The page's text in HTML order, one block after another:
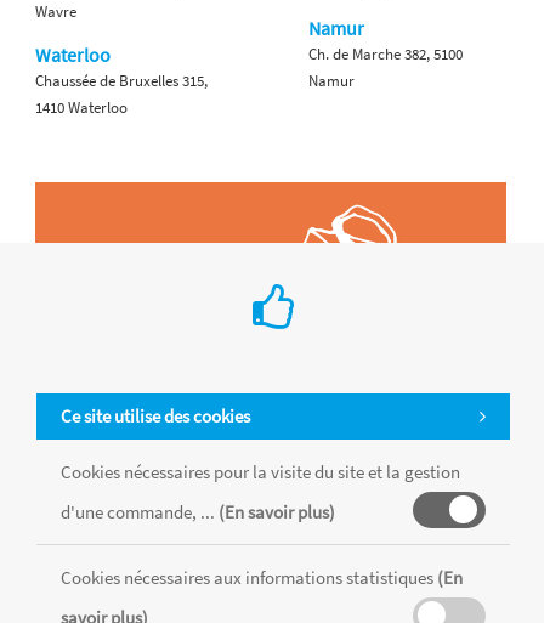
Ce site utilise des cookies
Cookies nécessaires pour la visite du site et la gestion
d'une commande, ... (En savoir plus)
Cookies nécessaires aux informations statistiques (En
savoir plus)
Wavre
Waterloo
Chaussée de Bruxelles 315,
1410 Waterloo
Namur
Ch. de Marche 382, 5100
Namur
Tous les produits sont vendus dans la limite des stocks disponibles de
chaque magasin, toutes taxes comprises.